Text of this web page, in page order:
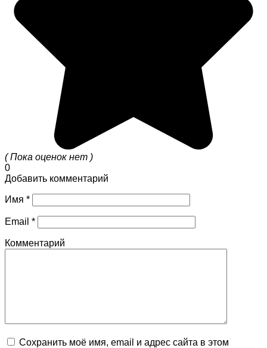
( Пока оценок нет )
0
Добавить комментарий
Имя *
Email *
Комментарий
Сохранить моё имя, email и адрес сайта в этом